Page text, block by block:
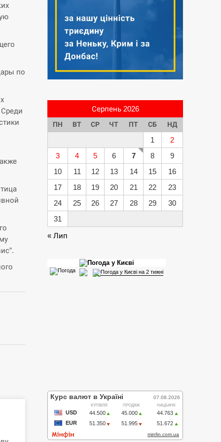
по
Серпень 2026
ПН ВТ СР ЧТ ПТ СБ НД
1
2
3
4 5 6 7 8
9
10
11 12 13 14 15
16
17
18 19 20 21 22
23
24
25 26 27 28 29
30
31
« Лип